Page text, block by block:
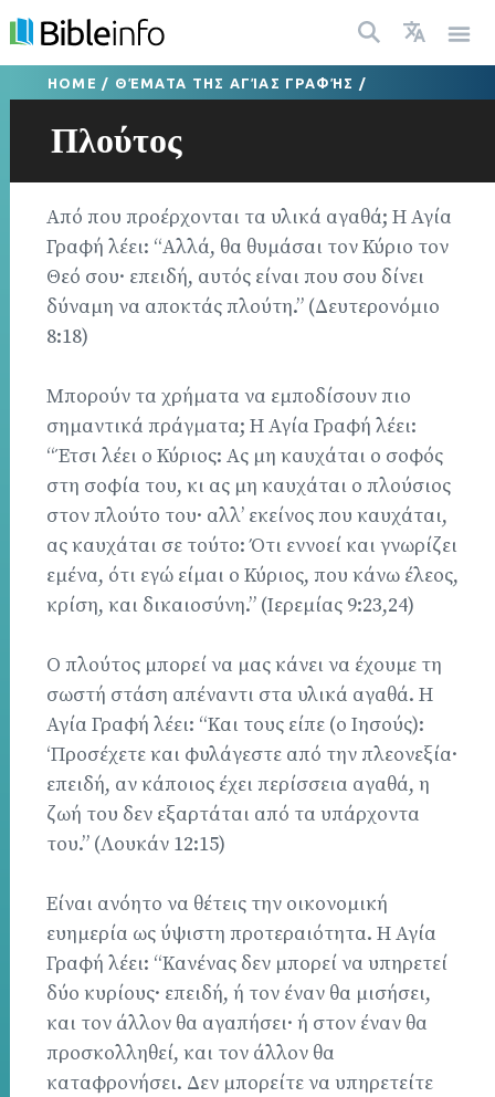
HOME / ΘΈΜΑΤΑ ΤΗΣ ΑΓΊΑΣ ΓΡΑΦΉΣ /
Πλούτος
Από που προέρχονται τα υλικά αγαθά; Η Αγία
Γραφή λέει: “Αλλά, θα θυμάσαι τον Κύριο τον
Θεό σου· επειδή, αυτός είναι που σου δίνει
δύναμη να αποκτάς πλούτη.” (Δευτερονόμιο
8:18)
Μπορούν τα χρήματα να εμποδίσουν πιο
σημαντικά πράγματα; Η Αγία Γραφή λέει:
“Έτσι λέει ο Κύριος: Ας μη καυχάται ο σοφός
στη σοφία του, κι ας μη καυχάται ο πλούσιος
στον πλούτο του· αλλ’ εκείνος που καυχάται,
ας καυχάται σε τούτο: Ότι εννοεί και γνωρίζει
εμένα, ότι εγώ είμαι ο Κύριος, που κάνω έλεος,
κρίση, και δικαιοσύνη.” (Ιερεμίας 9:23,24)
Ο πλούτος μπορεί να μας κάνει να έχουμε τη
σωστή στάση απέναντι στα υλικά αγαθά. Η
Αγία Γραφή λέει: “Και τους είπε (ο Ιησούς):
‘Προσέχετε και φυλάγεστε από την πλεονεξία·
επειδή, αν κάποιος έχει περίσσεια αγαθά, η
ζωή του δεν εξαρτάται από τα υπάρχοντα
του.” (Λουκάν 12:15)
Είναι ανόητο να θέτεις την οικονομική
ευημερία ως ύψιστη προτεραιότητα. Η Αγία
Γραφή λέει: “Κανένας δεν μπορεί να υπηρετεί
δύο κυρίους· επειδή, ή τον έναν θα μισήσει,
και τον άλλον θα αγαπήσει· ή στον έναν θα
προσκολληθεί, και τον άλλον θα
καταφρονήσει. Δεν μπορείτε να υπηρετείτε